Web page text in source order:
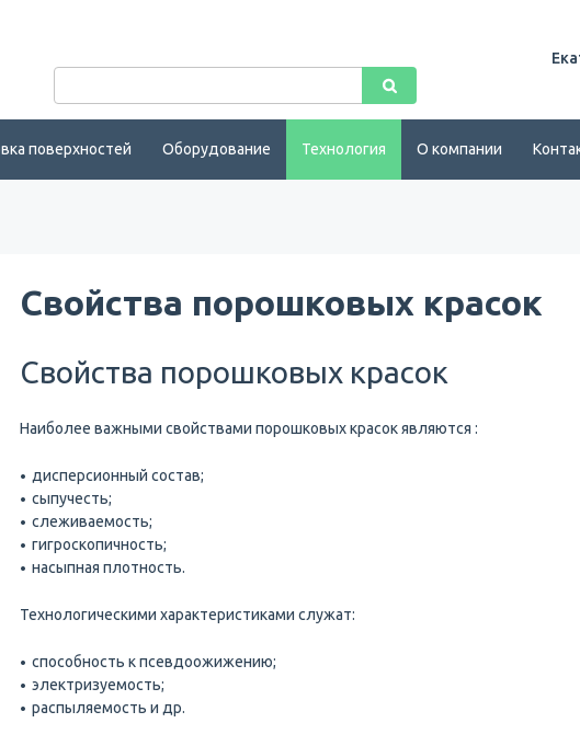
поверхностей Оборудование Технология О компании
Свойства порошковых красок
Свойства порошковых красок
Наиболее важными свойствами порошковых красок являются :
дисперсионный состав;
сыпучесть;
слеживаемость;
гигроскопичность;
насыпная плотность.
Технологическими характеристиками служат:
способность к псевдоожижению;
электризуемость;
распыляемость и др.